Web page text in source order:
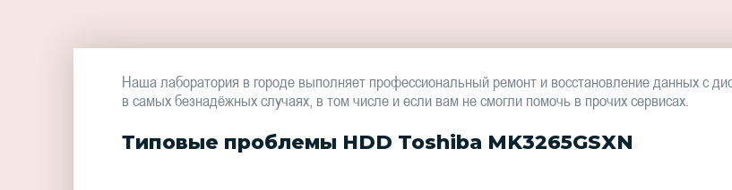
Наша лаборатория в городе выполняет профессиональный ремонт и восстановление данных с
в самых безнадёжных случаях, в том числе и если вам не смогли помочь в прочих сервисах.
Типовые проблемы HDD Toshiba MK3265GSXN